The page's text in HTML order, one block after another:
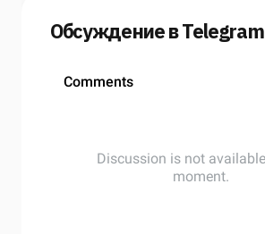
Обсуждение в Telegram